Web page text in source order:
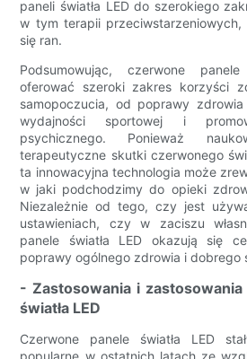
paneli światła LED do szerokiego
w tym terapii przeciwstarzeniowych,
się ran.
Podsumowując, czerwone
oferować szeroki zakres korzyści
samopoczucia, od poprawy
wydajności sportowej i
psychicznego. Ponieważ
terapeutyczne skutki czerwonego
ta innowacyjna technologia może
w jaki podchodzimy do opieki
Niezależnie od tego, czy jest
ustawieniach, czy w zaciszu
panele światła LED okazują się
poprawy ogólnego zdrowia i dobrego
- Zastosowania i
światła LED
Czerwone panele światła LED